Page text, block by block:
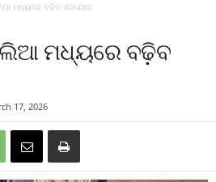
ମଧ୍ୟରେ ବଢ଼ିବ ସହଯୋଗ
ମଧ୍ୟରେ ବଢ଼ିବ
17, 2026